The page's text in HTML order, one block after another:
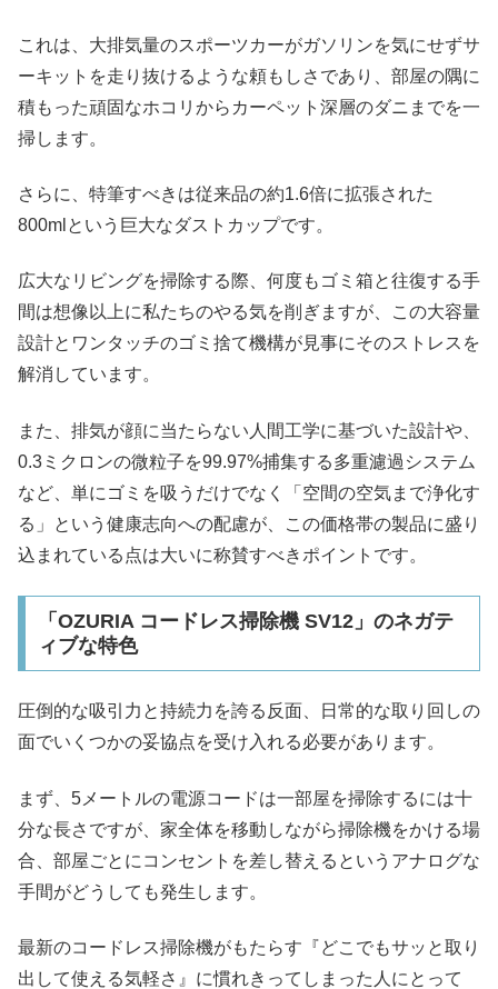
これは、大排気量のスポーツカーがガソリンを気にせずサ
ーキットを走り抜けるような頼もしさであり、部屋の隅に
積もった頑固なホコリからカーペット深層のダニまでを一
掃します。
さらに、特筆すべきは従来品の約1.6倍に拡張された
800mlという巨大なダストカップです。
広大なリビングを掃除する際、何度もゴミ箱と往復する手
間は想像以上に私たちのやる気を削ぎますが、この大容量
設計とワンタッチのゴミ捨て機構が見事にそのストレスを
解消しています。
また、排気が顔に当たらない人間工学に基づいた設計や、
0.3ミクロンの微粒子を99.97%捕集する多重濾過システム
など、単にゴミを吸うだけでなく「空間の空気まで浄化す
る」という健康志向への配慮が、この価格帯の製品に盛り
込まれている点は大いに称賛すべきポイントです。
「OZURIA コードレス掃除機 SV12」のネガテ
ィブな特色
圧倒的な吸引力と持続力を誇る反面、日常的な取り回しの
面でいくつかの妥協点を受け入れる必要があります。
まず、5メートルの電源コードは一部屋を掃除するには十
分な長さですが、家全体を移動しながら掃除機をかける場
合、部屋ごとにコンセントを差し替えるというアナログな
手間がどうしても発生します。
最新のコードレス掃除機がもたらす『どこでもサッと取り
出して使える気軽さ』に慣れきってしまった人にとって